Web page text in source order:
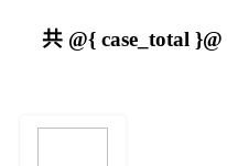
共 @{ case_total }@